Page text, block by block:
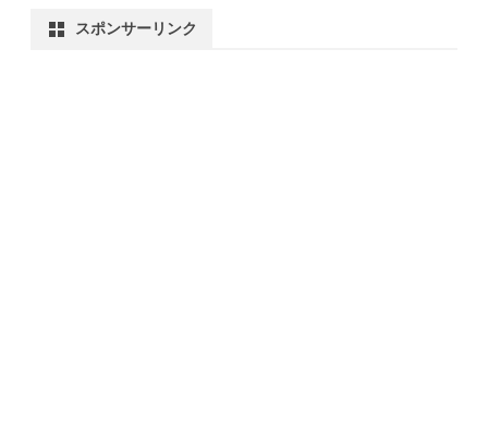
スポンサーリンク